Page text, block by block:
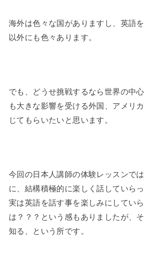
海外は色々な国がありますし、英語
以外にも色々あります。
でも、どうせ挑戦するなら世界の中
も大きな影響を受ける外国、アメリ
じてもらいたいと思います。
今回の日本人講師の体験レッスンで
に、結構積極的に楽しく話していら
実は英語を話す事を楽しみにしてい
は？？？という感もありましたが、
知る、という所です。